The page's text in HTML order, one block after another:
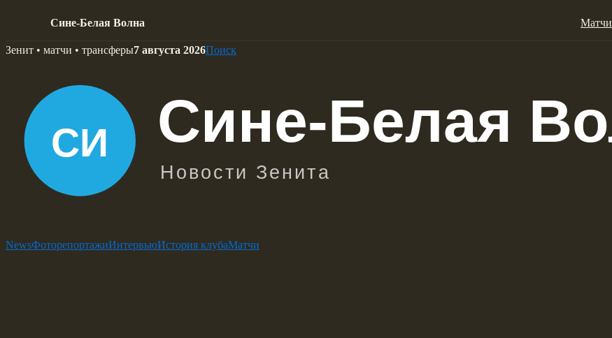
Сине-Белая Волна Матчи
Skip
Зенит • матчи • трансферы7 августа 2026Поиск
NewsФоторепортажиИнтервьюИстория клубаМатчи